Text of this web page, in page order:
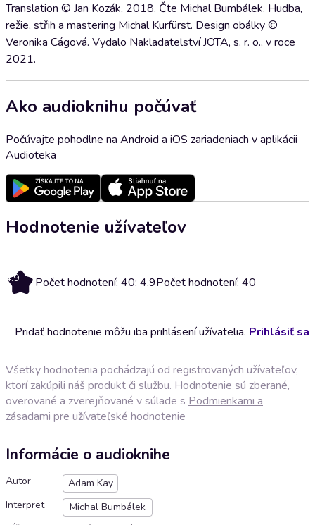
Translation © Jan Kozák, 2018. Čte Michal Bumbálek. Hudba,
režie, střih a mastering Michal Kurfürst. Design obálky ©
Veronika Cágová. Vydalo Nakladatelství JOTA, s. r. o., v roce
2021.
Ako audioknihu počúvať
Počúvajte pohodlne na Android a iOS zariadeniach v aplikácii
Audioteka
Hodnotenie užívateľov
4.9 Počet hodnotení: 40: 4.9Počet hodnotení: 40
Pridať hodnotenie môžu iba prihlásení užívatelia. Prihlásiť sa
Všetky hodnotenia pochádzajú od registrovaných užívateľov,
ktorí zakúpili náš produkt či službu. Hodnotenie sú zberané,
overované a zverejňované v súlade s Podmienkami a
zásadami pre užívateľské hodnotenie
Informácie o audioknihe
Autor
Adam Kay
Interpret
Michal Bumbálek